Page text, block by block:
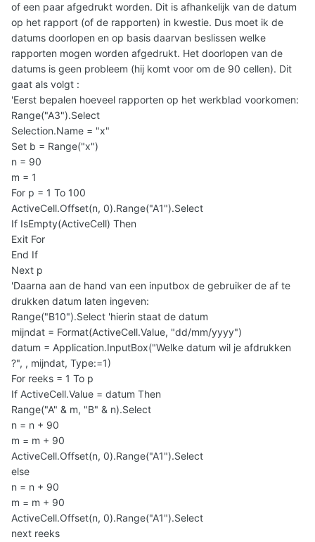
of een paar afgedrukt worden. Dit is afhankelijk van de datum
op het rapport (of de rapporten) in kwestie. Dus moet ik de
datums doorlopen en op basis daarvan beslissen welke
rapporten mogen worden afgedrukt. Het doorlopen van de
datums is geen probleem (hij komt voor om de 90 cellen). Dit
gaat als volgt :
'Eerst bepalen hoeveel rapporten op het werkblad voorkomen:
Range("A3").Select
Selection.Name = "x"
Set b = Range("x")
n = 90
m = 1
For p = 1 To 100
ActiveCell.Offset(n, 0).Range("A1").Select
If IsEmpty(ActiveCell) Then
Exit For
End If
Next p
'Daarna aan de hand van een inputbox de gebruiker de af te
drukken datum laten ingeven:
Range("B10").Select 'hierin staat de datum
mijndat = Format(ActiveCell.Value, "dd/mm/yyyy")
datum = Application.InputBox("Welke datum wil je afdrukken
?", , mijndat, Type:=1)
For reeks = 1 To p
If ActiveCell.Value = datum Then
Range("A" & m, "B" & n).Select
n = n + 90
m = m + 90
ActiveCell.Offset(n, 0).Range("A1").Select
else
n = n + 90
m = m + 90
ActiveCell.Offset(n, 0).Range("A1").Select
next reeks